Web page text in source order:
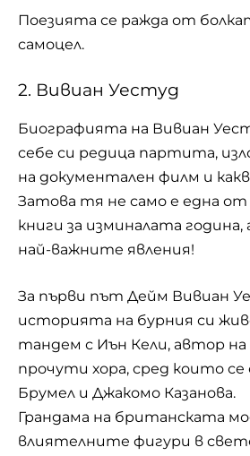
Поезията се ражда от
самоцел.
2. Вивиан Уестуд
Биографията на Вивиан
себе си редица партита,
на документален филм и
Затова тя не само е една
книги за изминалата
най-важните явления!
За първи път Дейм Вивиан
историята на бурния си
тандем с Иън Кели, автор на
прочути хора, сред които
Брумел и Джакомо Казанова.
Грандама на британската
влиятелните фигури в